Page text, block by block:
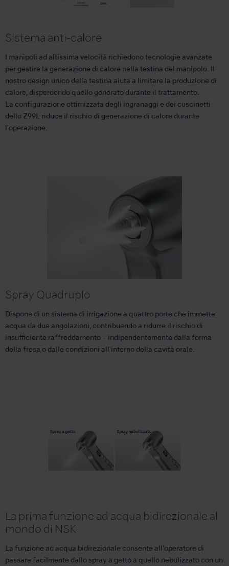
Sistema anti-calore
I manipoli ad altissima velocità richiedono tecnologie avanzate
per gestire la generazione di calore nella testina del manipolo. Il
nostro design unico della testina aiuta a limitare la produzione di
calore, disperdendo quello generato durante il trattamento.
La configurazione ottimizzata degli ingranaggi e dei cuscinetti
dello Z99L riduce il rischio di generazione di calore durante
l'operazione.
Spray Quadruplo
Dispone di un sistema di irrigazione a quattro porte che immette
acqua da due angolazioni, contribuendo a ridurre il rischio di
insufficiente raffreddamento – indipendentemente dalla forma
della fresa o dalle condizioni all'interno della cavità orale.
La prima funzione ad acqua bidirezionale al
mondo di NSK
La funzione ad acqua bidirezionale consente all'operatore di
passare facilmente dallo spray a getto a quello nebulizzato con un